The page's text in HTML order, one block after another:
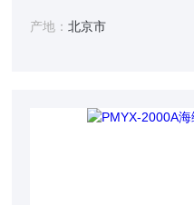
凹入硬度检验以及压缩应力的
产地：北京市